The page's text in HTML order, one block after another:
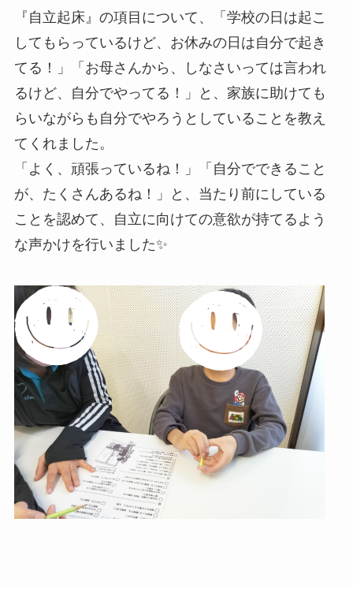
『自立起床』の項目について、「学校の日は起こ
してもらっているけど、お休みの日は自分で起き
てる！」「お母さんから、しなさいっては言われ
るけど、自分でやってる！」と、家族に助けても
らいながらも自分でやろうとしていることを教え
てくれました。
「よく、頑張っているね！」「自分でできること
が、たくさんあるね！」と、当たり前にしている
ことを認めて、自立に向けての意欲が持てるよう
な声かけを行いました✨